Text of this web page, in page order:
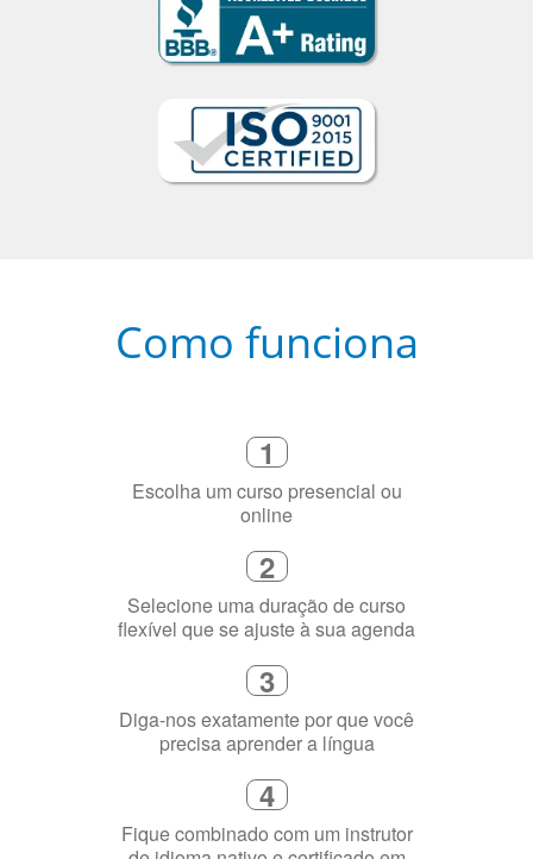
Como funciona
1
Escolha um curso presencial ou
online
2
Selecione uma duração de curso
flexível que se ajuste à sua agenda
3
Diga-nos exatamente por que você
precisa aprender a língua
4
Fique combinado com um instrutor